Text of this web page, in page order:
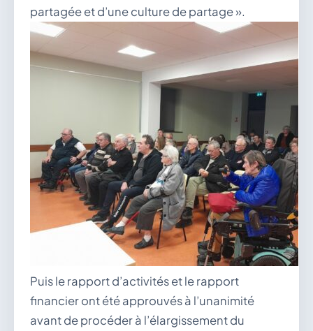
partagée et d’une culture de partage ».
Puis le rapport d’activités et le rapport
financier ont été approuvés à l’unanimité
avant de procéder à l’élargissement du